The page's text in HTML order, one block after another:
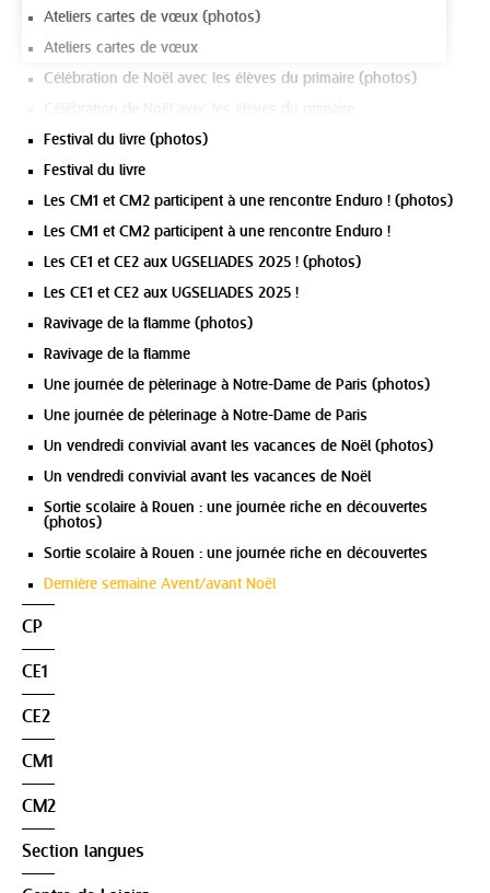
Ateliers cartes de vœux (photos)
Ateliers cartes de vœux
Célébration de Noël avec les élèves du primaire (photos)
Festival du livre (photos)
Festival du livre
Les CM1 et CM2 participent à une rencontre Enduro ! (photos)
Les CM1 et CM2 participent à une rencontre Enduro !
Les CE1 et CE2 aux UGSELIADES 2025 ! (photos)
Les CE1 et CE2 aux UGSELIADES 2025 !
Ravivage de la flamme (photos)
Ravivage de la flamme
Une journée de pèlerinage à Notre-Dame de Paris (photos)
Une journée de pèlerinage à Notre-Dame de Paris
Un vendredi convivial avant les vacances de Noël (photos)
Un vendredi convivial avant les vacances de Noël
Sortie scolaire à Rouen : une journée riche en découvertes
(photos)
Sortie scolaire à Rouen : une journée riche en découvertes
Dernière semaine Avent/avant Noël
CP
CE1
CE2
CM1
CM2
Section langues